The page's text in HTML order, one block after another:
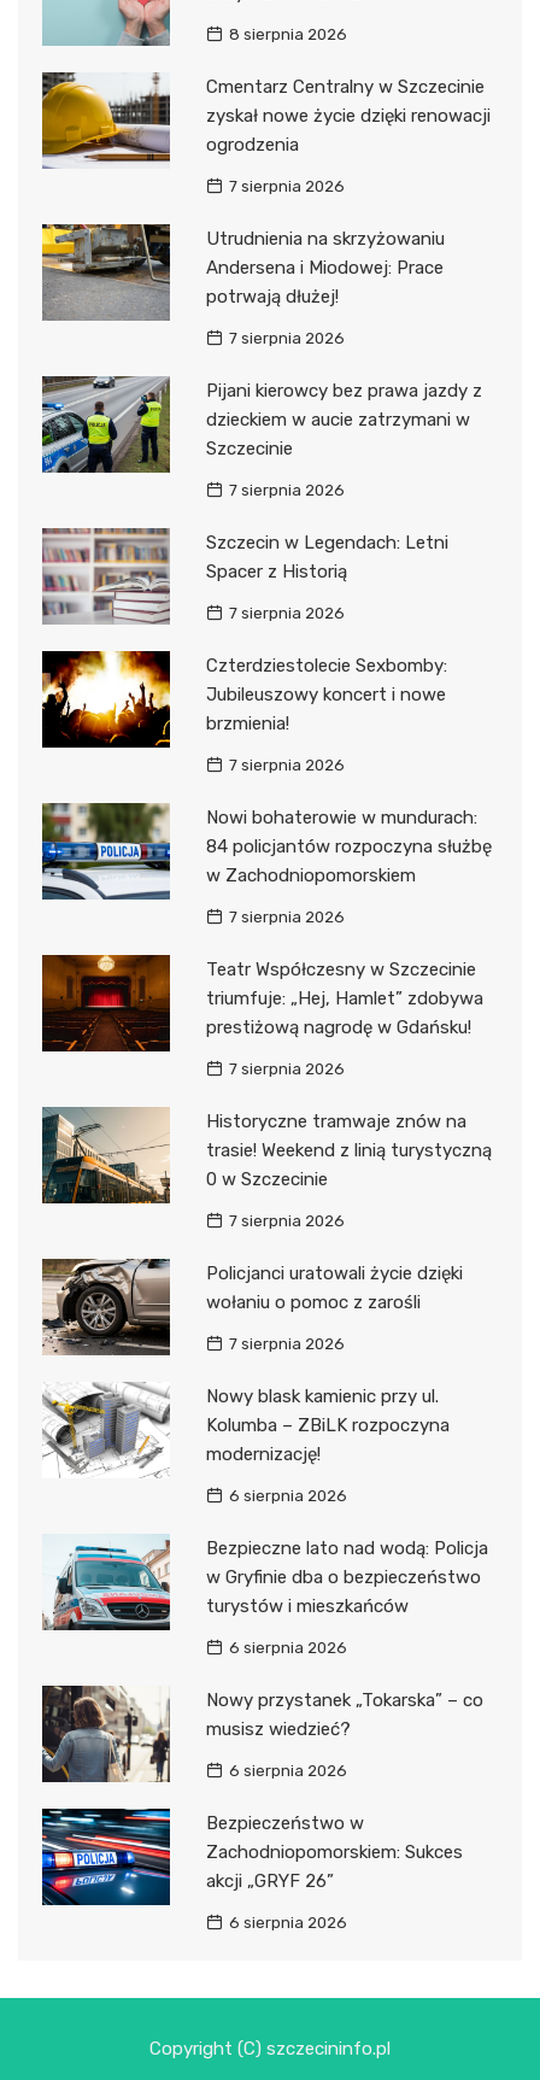
8 sierpnia 2026
Cmentarz Centralny w Szczecinie
zyskał nowe życie dzięki renowacji
ogrodzenia
7 sierpnia 2026
Utrudnienia na skrzyżowaniu
Andersena i Miodowej: Prace
potrwają dłużej!
7 sierpnia 2026
Pijani kierowcy bez prawa jazdy z
dzieckiem w aucie zatrzymani w
Szczecinie
7 sierpnia 2026
Szczecin w Legendach: Letni
Spacer z Historią
7 sierpnia 2026
Czterdziestolecie Sexbomby:
Jubileuszowy koncert i nowe
brzmienia!
7 sierpnia 2026
Nowi bohaterowie w mundurach:
84 policjantów rozpoczyna służbę
w Zachodniopomorskiem
7 sierpnia 2026
Teatr Współczesny w Szczecinie
triumfuje: „Hej, Hamlet” zdobywa
prestiżową nagrodę w Gdańsku!
7 sierpnia 2026
Historyczne tramwaje znów na
trasie! Weekend z linią turystyczną
0 w Szczecinie
7 sierpnia 2026
Policjanci uratowali życie dzięki
wołaniu o pomoc z zarośli
7 sierpnia 2026
Nowy blask kamienic przy ul.
Kolumba – ZBiLK rozpoczyna
modernizację!
6 sierpnia 2026
Bezpieczne lato nad wodą: Policja
w Gryfinie dba o bezpieczeństwo
turystów i mieszkańców
6 sierpnia 2026
Nowy przystanek „Tokarska” – co
musisz wiedzieć?
6 sierpnia 2026
Bezpieczeństwo w
Zachodniopomorskiem: Sukces
akcji „GRYF 26”
6 sierpnia 2026
Copyright (C) szczecininfo.pl